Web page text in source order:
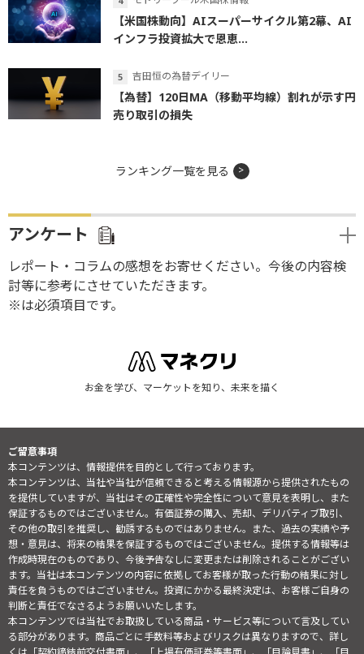
【米国株動向】AIスーパーサイクル第2幕、AI
インフラ投資拡大で恩恵...
吉田恒の為替デイリー
【為替】120日MA（移動平均線）割れが示す円
売り取引の損失
ランキング一覧を見る
アンケート
レポート・コラムの感想をお寄せください。今後の内容検
討等に参考にさせていただきます。
※は必須項目です。
お金を学び、マーケットを知り、未来を描く
ご留意事項
本コンテンツは、情報提供を目的として行っております。
本コンテンツは、当社や当社が信頼できると考える情報源から提供されたもの
を提供していますが、当社はその正確性や完全性について意見を表明し、また
保証するものではございません。有価証券の購入、売却、デリバティブ取引、
その他の取引を推奨し、勧誘するものではありません。また、過去の実績や予
想・意見は、将来の結果を保証するものではございません。提供する情報等は
作成時現在のものであり、今後予告なしに変更または削除されることがござい
ます。当社は本コンテンツの内容に依拠してお客様が取った行動の結果に対し
責任を負うものではございません。投資にかかる最終決定は、お客様ご自身の
判断と責任でなさるようお願いいたします。
本コンテンツでは当社でお取扱している商品・サービス等について言及してい
る部分があります。商品ごとに手数料等およびリスクは異なりますので、詳し